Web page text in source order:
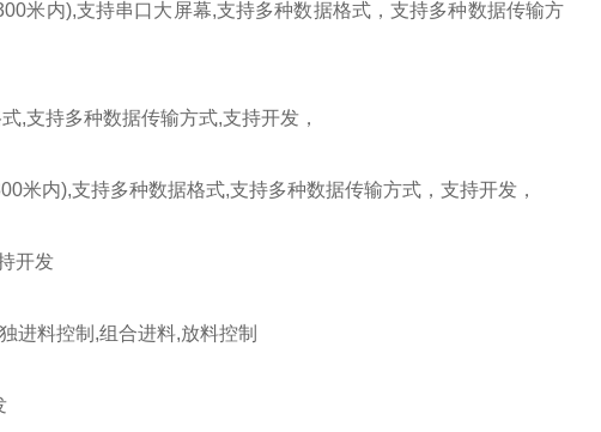
米内),支持串口大屏幕,支持多种数据格式，支持多种数据传输方
,支持多种数据传输方式,支持开发，
米内),支持多种数据格式,支持多种数据传输方式，支持开发，
开发
进料控制 ,组合进料,放料控制